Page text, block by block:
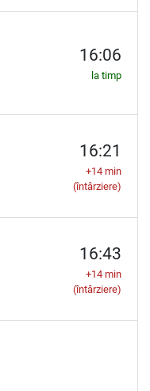
16:06
la timp
16:21
+14 min
(întârziere)
16:43
+14 min
(întârziere)